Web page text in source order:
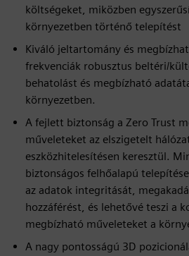
költségeket, miközben
környezetben történő telepítést
Kiváló jeltartomány és
frekvenciák robusztus beltéri/
behatolást és megbízható
környezetben.
A fejlett biztonság a Zero Trust
műveleteket az elszigetelt
eszközhitelesítésen keresztül.
biztonságos felhőalapú
az adatok integritását,
hozzáférést, és lehetővé teszi a
megbízható műveleteket a
A nagy pontosságú 3D